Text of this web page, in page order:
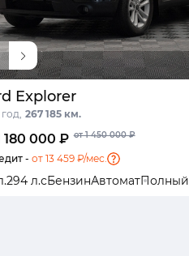
Explorer
год, 267 185 км.
180 000 ₽ от 1 450 000 ₽
- от 13 459 ₽/мес.
294 л.сБензинАвтоматПолный